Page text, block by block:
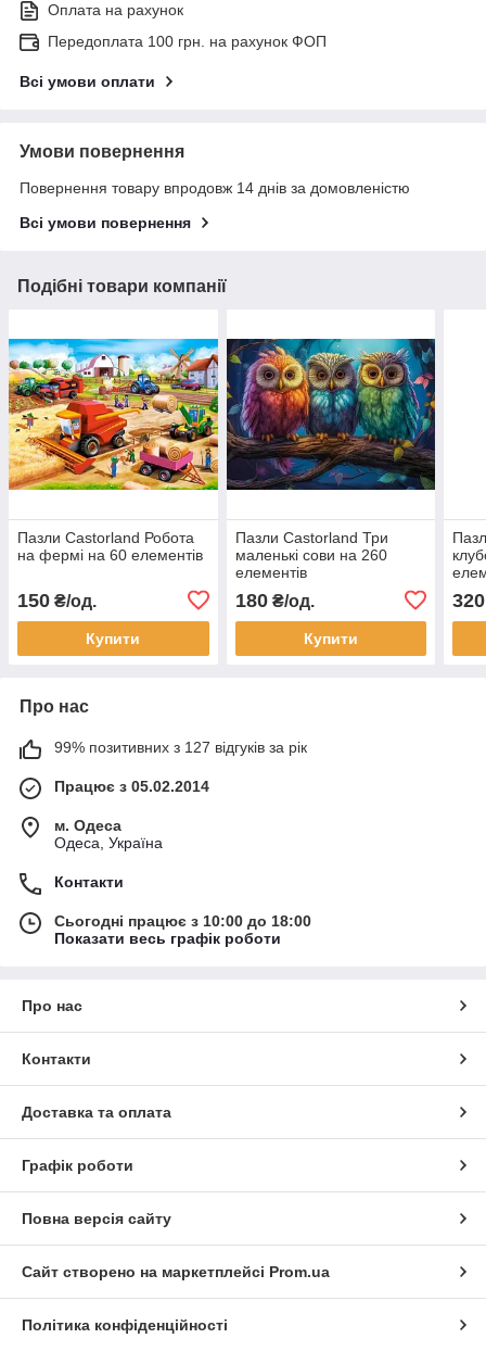
Оплата на рахунок
Передоплата 100 грн. на рахунок ФОП
Всі умови оплати
Умови повернення
Повернення товару впродовж 14 днів за домовленістю
Всі умови повернення
Подібні товари компанії
Пазли Castorland Робота
на фермі на 60 елементів
150 ₴/од.
Купити
Пазли Castorland Три
маленькі сови на 260
елементів
180₴/од.
Купити
320
Про нас
99% позитивних з 127 відгуків за рік
Працює з 05.02.2014
м. Одеса
Одеса, Україна
Контакти
Сьогодні працює з 10:00 до 18:00
Показати весь графік роботи
Про нас
Контакти
Доставка та оплата
Графік роботи
Повна версія сайту
Сайт створено на маркетплейсі Prom.ua
Політика конфіденційності